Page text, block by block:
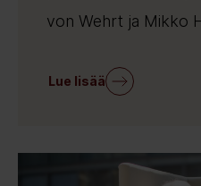
von Wehrt ja Mikko
Lue lisää